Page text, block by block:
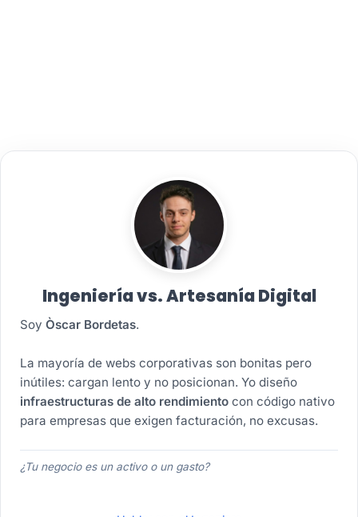
Máquina B2B
Ingeniería vs. Artesanía Digital
Soy Òscar Bordetas.
La mayoría de webs corporativas son bonitas pero
inútiles: cargan lento y no posicionan. Yo diseño
infraestructuras de alto rendimiento con código nativo
para empresas que exigen facturación, no excusas.
¿Tu negocio es un activo o un gasto?